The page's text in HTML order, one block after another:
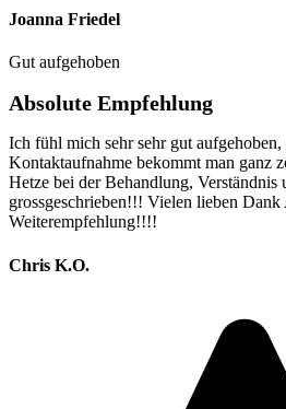
Joanna Friedel
Gut aufgehoben
Absolute Empfehlung
Ich fühl mich sehr sehr gut aufgehoben,
Kontaktaufnahme bekommt man ganz
Hetze bei der Behandlung,
grossgeschrieben!!! Vielen lieben
Weiterempfehlung!!!!
Chris K.O.